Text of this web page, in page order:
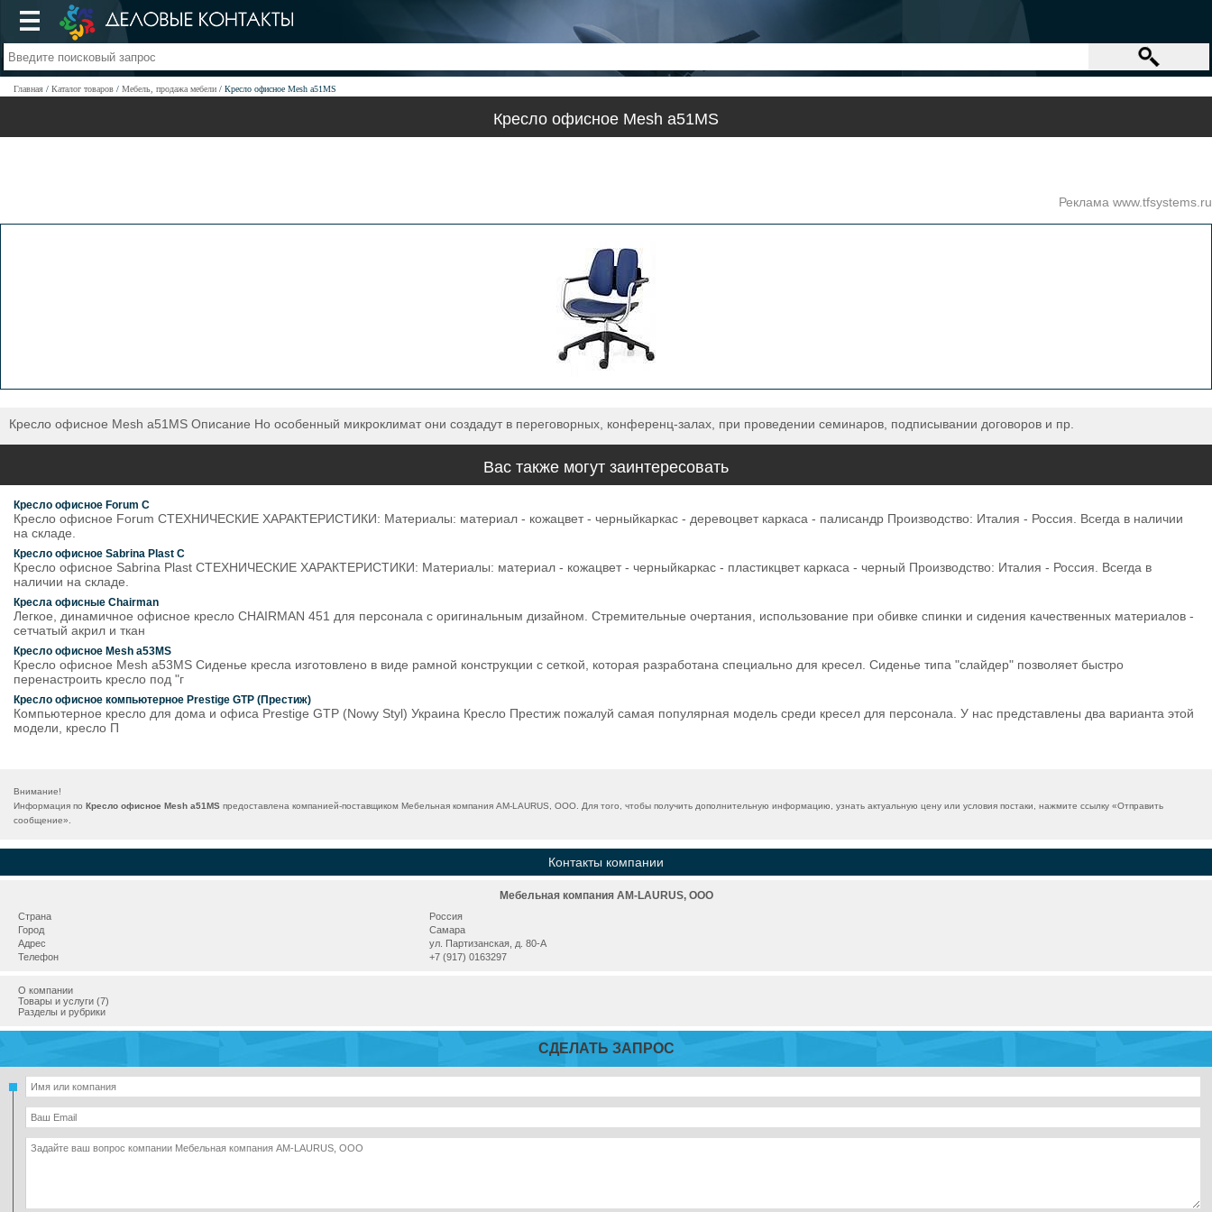
Главная Каталог товаров Мебель, продажа мебели Кресло офисное Mesh a51MS
Кресло офисное Mesh a51MS
Реклама www.tfsystems.ru
Кресло офисное Mesh a51MS Описание Но особенный микроклимат они создадут в переговорных, конференц-залах, при проведении семинаров, подписывании договоров и пр.
Вас также могут заинтересовать
Кресло офисное Forum C
Кресло офисное Forum CТЕХНИЧЕСКИЕ ХАРАКТЕРИСТИКИ: Материалы: материал - кожацвет - черныйкаркас - деревоцвет каркаса - палисандр Производство: Италия - Россия. Всегда в наличии
на складе.
Кресло офисное Sabrina Plast C
Кресло офисное Sabrina Plast CТЕХНИЧЕСКИЕ ХАРАКТЕРИСТИКИ: Материалы: материал - кожацвет - черныйкаркас - пластикцвет каркаса - черный Производство: Италия - Россия. Всегда в
наличии на складе.
Кресла офисные Chairman
Легкое, динамичное офисное кресло CHAIRMAN 451 для персонала с оригинальным дизайном. Стремительные очертания, использование при обивке спинки и сидения качественных материалов -
сетчатый акрил и ткан
Кресло офисное Mesh a53MS
Кресло офисное Mesh a53MS Сиденье кресла изготовлено в виде рамной конструкции с сеткой, которая разработана специально для кресел. Сиденье типа "слайдер" позволяет быстро
перенастроить кресло под "г
Кресло офисное компьютерное Prestige GTP (Престиж)
Компьютерное кресло для дома и офиса Prestige GTP (Nowy Styl) Украина Кресло Престиж пожалуй самая популярная модель среди кресел для персонала. У нас представлены два варианта этой
модели, кресло П
Внимание!
Информация по Кресло офисное Mesh a51MS предоставлена компанией-поставщиком Мебельная компания AM-LAURUS, ООО. Для того, чтобы получить дополнительную информацию, узнать актуальную цену или условия постаки, нажмите ссылку «Отправить
сообщение».
Контакты компании
Мебельная компания AM-LAURUS, ООО
Страна
Россия
Город
Самара
Адрес
ул. Партизанская, д. 80-А
Телефон
+7 (917) 0163297
О компании
Товары и услуги (7)
Разделы и рубрики
СДЕЛАТЬ ЗАПРОС